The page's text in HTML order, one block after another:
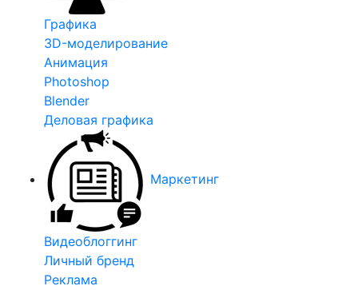
Графика
3D-моделирование
Анимация
Photoshop
Blender
Деловая графика
Маркетинг
Видеоблоггинг
Личный бренд
Реклама